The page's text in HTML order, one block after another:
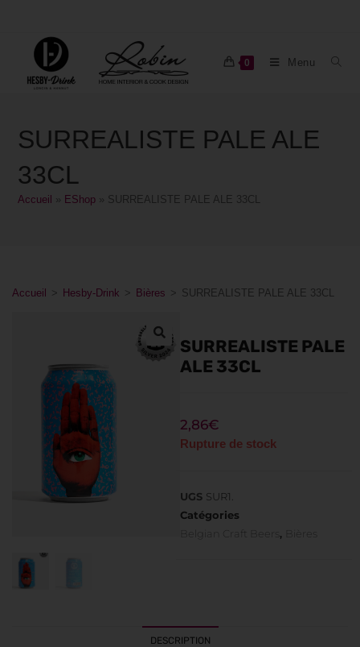
0 Menu
SURREALISTE PALE ALE
33CL
Accueil EShop SURREALISTE PALE ALE 33CL
Accueil > Hesby-Drink > Bières > SURREALISTE PALE ALE 33CL
SURREALISTE PALE
ALE 33CL
2,86€
Rupture de stock
UGS SUR1.
Catégories
Belgian Craft Beers ,
DESCRIPTION